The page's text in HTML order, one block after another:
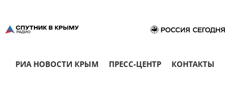
РИА НОВОСТИ КРЫМ ПРЕСС-ЦЕНТР КОНТАКТЫ